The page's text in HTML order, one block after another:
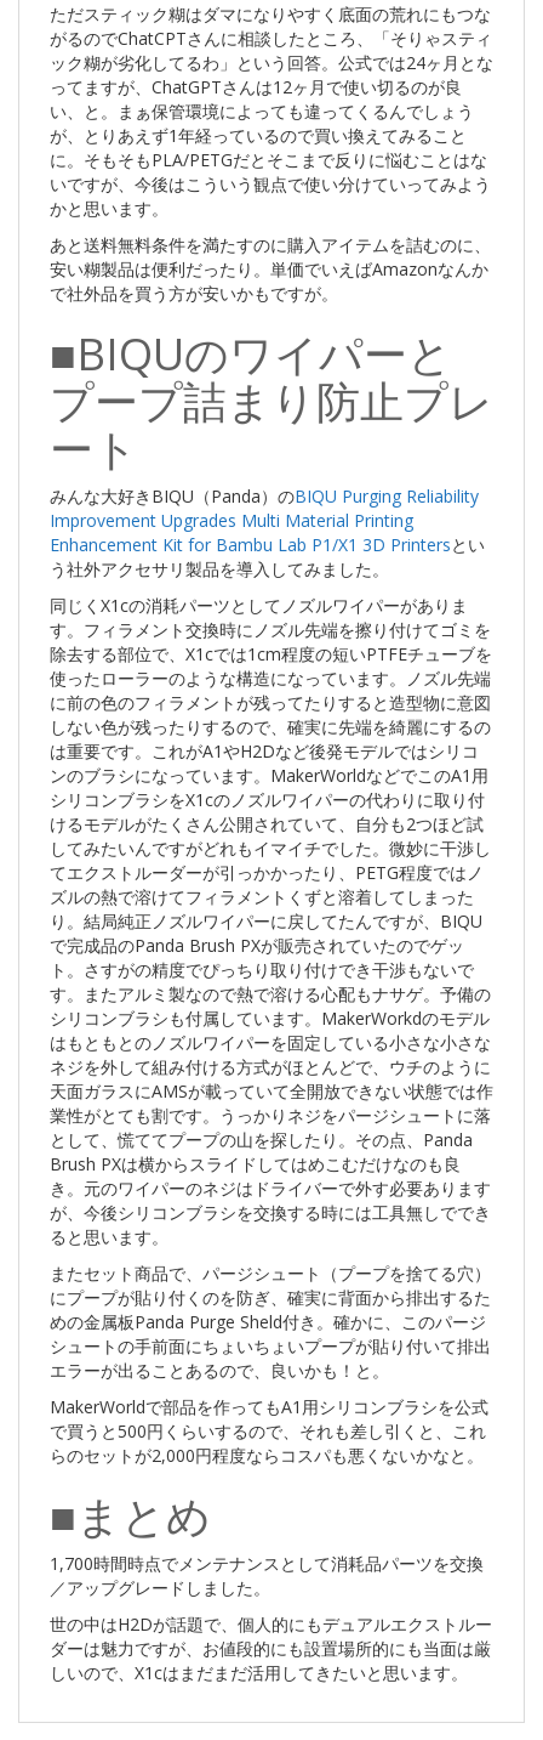
ただスティック糊はダマになりやすく底面の荒れにもつな
がるのでChatCPTさんに相談したところ、「そりゃスティ
ック糊が劣化してるわ」という回答。公式では24ヶ月とな
ってますが、ChatGPTさんは12ヶ月で使い切るのが良
い、と。まぁ保管環境によっても違ってくるんでしょう
が、とりあえず1年経っているので買い換えてみること
に。そもそもPLA/PETGだとそこまで反りに悩むことはな
いですが、今後はこういう観点で使い分けていってみよう
かと思います。
あと送料無料条件を満たすのに購入アイテムを詰むのに、
安い糊製品は便利だったり。単価でいえばAmazonなんか
で社外品を買う方が安いかもですが。
■BIQUのワイパーと
プープ詰まり防止プレ
ート
みんな大好きBIQU（Panda）のBIQU Purging Reliability
Improvement Upgrades Multi Material Printing
Enhancement Kit for Bambu Lab P1/X1 3D Printersとい
う社外アクセサリ製品を導入してみました。
同じくX1cの消耗パーツとしてノズルワイパーがありま
す。フィラメント交換時にノズル先端を擦り付けてゴミを
除去する部位で、X1cでは1cm程度の短いPTFEチューブを
使ったローラーのような構造になっています。ノズル先端
に前の色のフィラメントが残ってたりすると造型物に意図
しない色が残ったりするので、確実に先端を綺麗にするの
は重要です。これがA1やH2Dなど後発モデルではシリコ
ンのブラシになっています。MakerWorldなどでこのA1用
シリコンブラシをX1cのノズルワイパーの代わりに取り付
けるモデルがたくさん公開されていて、自分も2つほど試
してみたいんですがどれもイマイチでした。微妙に干渉し
てエクストルーダーが引っかかったり、PETG程度ではノ
ズルの熱で溶けてフィラメントくずと溶着してしまった
り。結局純正ノズルワイパーに戻してたんですが、BIQU
で完成品のPanda Brush PXが販売されていたのでゲッ
ト。さすがの精度でぴっちり取り付けでき干渉もないで
す。またアルミ製なので熱で溶ける心配もナサゲ。予備の
シリコンブラシも付属しています。MakerWorkdのモデル
はもともとのノズルワイパーを固定している小さな小さな
ネジを外して組み付ける方式がほとんどで、ウチのように
天面ガラスにAMSが載っていて全開放できない状態では作
業性がとても割です。うっかりネジをパージシュートに落
として、慌ててプープの山を探したり。その点、Panda
Brush PXは横からスライドしてはめこむだけなのも良
き。元のワイパーのネジはドライバーで外す必要あります
が、今後シリコンブラシを交換する時には工具無しででき
ると思います。
またセット商品で、パージシュート（プープを捨てる穴）
にプープが貼り付くのを防ぎ、確実に背面から排出するた
めの金属板Panda Purge Sheld付き。確かに、このパージ
シュートの手前面にちょいちょいプープが貼り付いて排出
エラーが出ることあるので、良いかも！と。
MakerWorldで部品を作ってもA1用シリコンブラシを公式
で買うと500円くらいするので、それも差し引くと、これ
らのセットが2,000円程度ならコスパも悪くないかなと。
■まとめ
1,700時間時点でメンテナンスとして消耗品パーツを交換
／アップグレードしました。
世の中はH2Dが話題で、個人的にもデュアルエクストルー
ダーは魅力ですが、お値段的にも設置場所的にも当面は厳
しいので、X1cはまだまだ活用してきたいと思います。